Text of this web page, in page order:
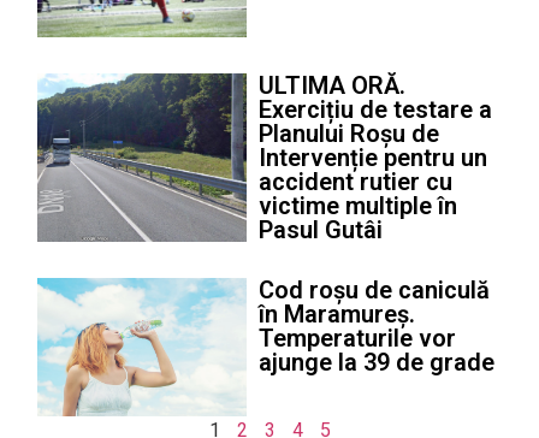
ULTIMA ORĂ.
Exercițiu de testare a
Planului Roșu de
Intervenție pentru un
accident rutier cu
victime multiple în
Pasul Gutâi
Cod roșu de caniculă
în Maramureș.
Temperaturile vor
ajunge la 39 de grade
1 2 3 4 5